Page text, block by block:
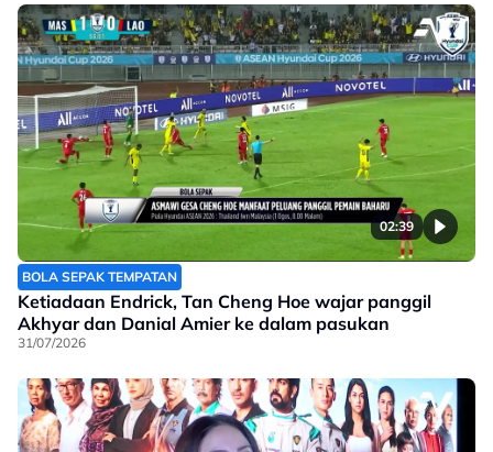
02:39
BOLA SEPAK TEMPATAN
Ketiadaan Endrick, Tan Cheng Hoe wajar panggil
Akhyar dan Danial Amier ke dalam pasukan
31/07/2026